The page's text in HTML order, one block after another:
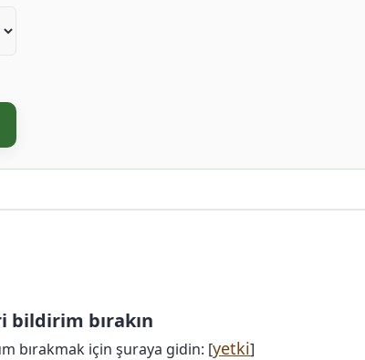
bildirim bırakın
bırakmak için şuraya gidin: [yetki]